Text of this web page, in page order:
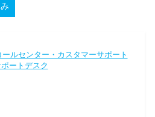
ールセンター・カスタマーサポート
ートデスク